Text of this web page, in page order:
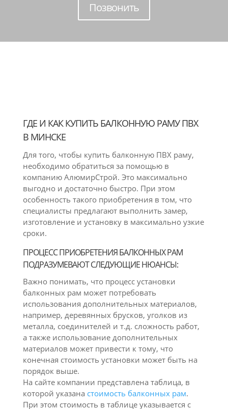
Позвонить
ГДЕ И КАК КУПИТЬ БАЛКОННУЮ РАМУ ПВХ
В МИНСКЕ
Для того, чтобы купить балконную ПВХ раму,
необходимо обратиться за помощью в
компанию АлюмирСтрой. Это максимально
выгодно и достаточно быстро. При этом
особенность такого приобретения в том, что
специалисты предлагают выполнить замер,
изготовление и установку в максимально узкие
сроки.
ПРОЦЕСС ПРИОБРЕТЕНИЯ БАЛКОННЫХ РАМ
ПОДРАЗУМЕВАЮТ СЛЕДУЮЩИЕ НЮАНСЫ:
Важно понимать, что процесс установки
балконных рам может потребовать
использования дополнительных материалов,
например, деревянных брусков, уголков из
металла, соединителей и т.д. сложность работ,
а также использование дополнительных
материалов может привести к тому, что
конечная стоимость установки может быть на
порядок выше.
На сайте компании представлена таблица, в
которой указана стоимость балконных рам.
При этом стоимость в таблице указывается с